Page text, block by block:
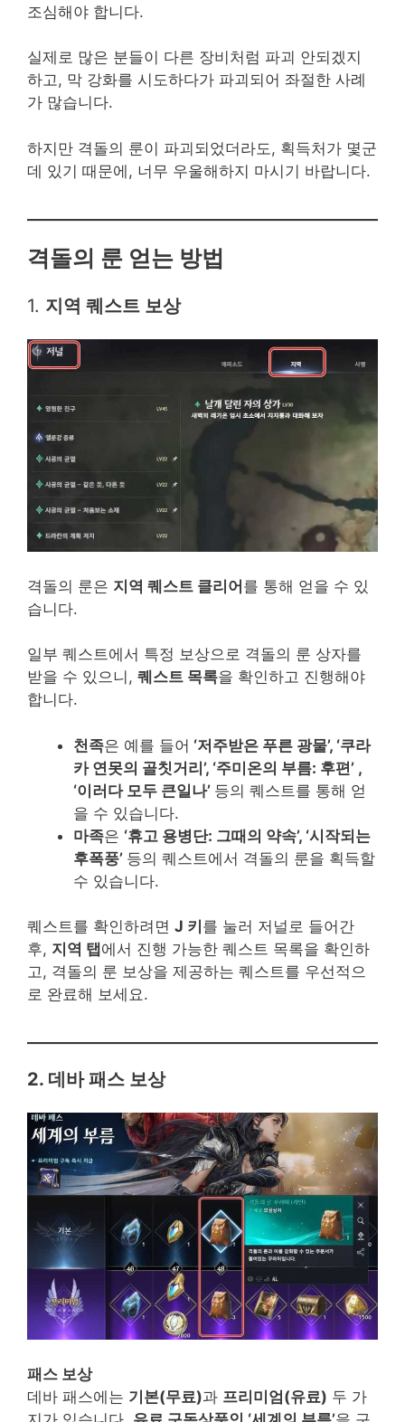
조심해야 합니다.
실제로 많은 분들이 다른 장비처럼 파괴 안되겠지
하고, 막 강화를 시도하다가 파괴되어 좌절한 사례
가 많습니다.
하지만 격돌의 룬이 파괴되었더라도, 획득처가 몇군
데 있기 때문에, 너무 우울해하지 마시기 바랍니다.
격돌의 룬 얻는 방법
1. 지역 퀘스트 보상
격돌의 룬은 지역 퀘스트 클리어를 통해 얻을 수 있
습니다.
일부 퀘스트에서 특정 보상으로 격돌의 룬 상자를
받을 수 있으니, 퀘스트 목록을 확인하고 진행해야
합니다.
천족은 예를 들어 ‘저주받은 푸른 광물’, ‘쿠라
카 연못의 골칫거리’, ‘주미온의 부름: 후편’ ,
‘이러다 모두 큰일나’ 등의 퀘스트를 통해 얻
을 수 있습니다.
마족은 ‘휴고 용병단: 그때의 약속’, ‘시작되는
후폭풍’ 등의 퀘스트에서 격돌의 룬을 획득할
수 있습니다.
퀘스트를 확인하려면 J 키 를 눌러 저널로 들어간
후, 지역 탭 에서 진행 가능한 퀘스트 목록을 확인하
고, 격돌의 룬 보상을 제공하는 퀘스트를 우선적으
로 완료해 보세요.
2. 데바 패스 보상
패스 보상
데바 패스에는 기본(무료)과 프리미엄(유료) 두 가